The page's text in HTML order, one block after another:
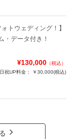
す♪
れば是非お持込みくだ
トウェディング！】
データ付き！
¥130,000 （税込）
祝UP料金：
￥30,000(税込)
す♪
は出来ません。